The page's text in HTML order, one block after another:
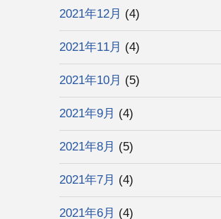
2021年12月 (4)
2021年11月 (4)
2021年10月 (5)
2021年9月 (4)
2021年8月 (5)
2021年7月 (4)
2021年6月 (4)